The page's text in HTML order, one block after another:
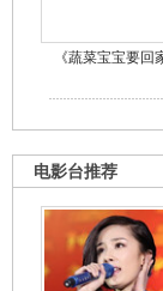
《蔬菜宝宝要回
电影台推荐